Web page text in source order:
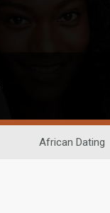
African Dating